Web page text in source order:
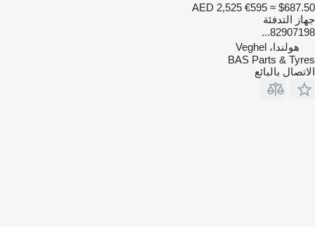
AED 2,525 €595 ≈ $687.50
جهاز التدفئة
82907198...
هولندا، Veghel
BAS Parts & Tyres
الاتصال بالبائع